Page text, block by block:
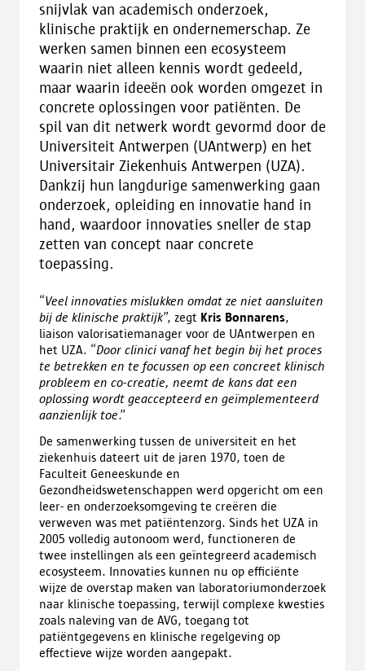
snijvlak van academisch onderzoek,
klinische praktijk en ondernemerschap. Ze
werken samen binnen een ecosysteem
waarin niet alleen kennis wordt gedeeld,
maar waarin ideeën ook worden omgezet in
concrete oplossingen voor patiënten. De
spil van dit netwerk wordt gevormd door de
Universiteit Antwerpen (UAntwerp) en het
Universitair Ziekenhuis Antwerpen (UZA).
Dankzij hun langdurige samenwerking gaan
onderzoek, opleiding en innovatie hand in
hand, waardoor innovaties sneller de stap
zetten van concept naar concrete
toepassing.
“Veel innovaties mislukken omdat ze niet aansluiten
bij de klinische praktijk”, zegt Kris Bonnarens,
liaison valorisatiemanager voor de UAntwerpen en
het UZA. “Door clinici vanaf het begin bij het proces
te betrekken en te focussen op een concreet klinisch
probleem en co-creatie, neemt de kans dat een
oplossing wordt geaccepteerd en geïmplementeerd
aanzienlijk toe.”
De samenwerking tussen de universiteit en het
ziekenhuis dateert uit de jaren 1970, toen de
Faculteit Geneeskunde en
Gezondheidswetenschappen werd opgericht om een
leer- en onderzoeksomgeving te creëren die
verweven was met patiëntenzorg. Sinds het UZA in
2005 volledig autonoom werd, functioneren de
twee instellingen als een geïntegreerd academisch
ecosysteem. Innovaties kunnen nu op efficiënte
wijze de overstap maken van laboratoriumonderzoek
naar klinische toepassing, terwijl complexe kwesties
zoals naleving van de AVG, toegang tot
patiëntgegevens en klinische regelgeving op
effectieve wijze worden aangepakt.